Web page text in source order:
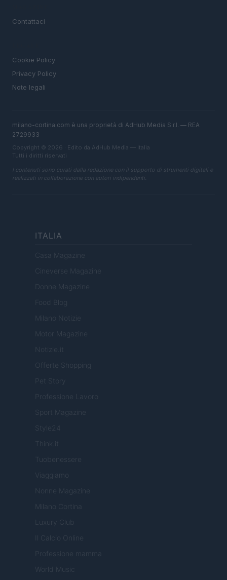
Contattaci
Cookie Policy
Privacy Policy
Note legali
milano-cortina.com è una proprietà di AdHub Media S.r.l. — REA
2729933
Copyright © 2026 · Edito da AdHub Media — Italia
Tutti i diritti riservati
I contenuti sono curati dalla redazione con il supporto di strumenti digitali e
realizzati in collaborazione con autori indipendenti.
ITALIA
Casa Magazine
Cineverse Magazine
Donne Magazine
Food Blog
Milano Notizie
Motor Magazine
Notizie.it
Offerte Shopping
Pet Story
Professione Lavoro
Sport Magazine
Style24
Think.it
Tuobenessere
Viaggiamo
Nonne Magazine
Milano Cortina
Luxury Club
Il Calcio Online
Professione mamma
World Music